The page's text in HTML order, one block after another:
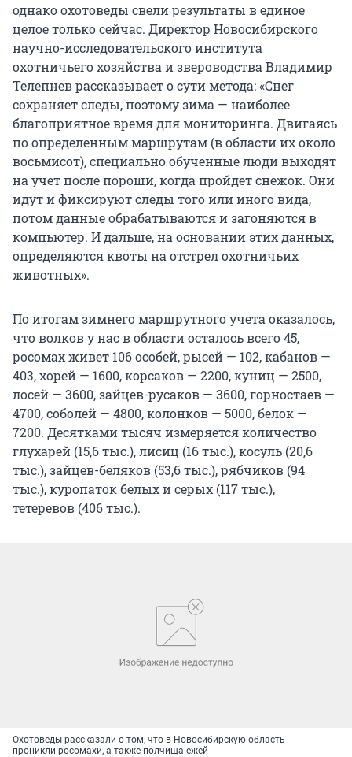
однако охотоведы свели результаты в единое
целое только сейчас. Директор Новосибирского
научно-исследовательского института
охотничьего хозяйства и звероводства Владимир
Телепнев рассказывает о сути метода: «Снег
сохраняет следы, поэтому зима — наиболее
благоприятное время для мониторинга. Двигаясь
по определенным маршрутам (в области их около
восьмисот), специально обученные люди выходят
на учет после пороши, когда пройдет снежок. Они
идут и фиксируют следы того или иного вида,
потом данные обрабатываются и загоняются в
компьютер. И дальше, на основании этих данных,
определяются квоты на отстрел охотничьих
животных».
По итогам зимнего маршрутного учета оказалось,
что волков у нас в области осталось всего 45,
росомах живет 106 особей, рысей — 102, кабанов —
403, хорей — 1600, корсаков — 2200, куниц — 2500,
лосей — 3600, зайцев-русаков — 3600, горностаев —
4700, соболей — 4800, колонков — 5000, белок —
7200. Десятками тысяч измеряется количество
глухарей (15,6 тыс.), лисиц (16 тыс.), косуль (20,6
тыс.), зайцев-беляков (53,6 тыс.), рябчиков (94
тыс.), куропаток белых и серых (117 тыс.),
тетеревов (406 тыс.).
Охотоведы рассказали о том, что в Новосибирскую область
проникли росомахи, а также полчища ежей